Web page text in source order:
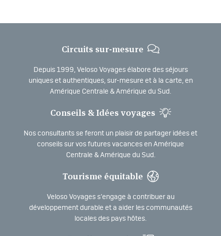
Circuits sur-mesure
Depuis 1999, Veloso Voyages élabore des séjours
uniques et authentiques, sur-mesure et à la carte, en
Amérique Centrale & Amérique du Sud.
Conseils & Idées voyages
Nos consultants se feront un plaisir de partager idées et
conseils sur vos futures vacances en Amérique
Centrale & Amérique du Sud.
Tourisme équitable
Veloso Voyages s’engage à contribuer au
développement durable et a aider les communautés
locales des pays hôtes.